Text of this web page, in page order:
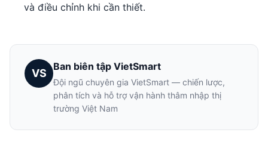
và điều chỉnh khi cần thiết.
VS
Ban biên tập VietSmart
Đội ngũ chuyên gia VietSmart — chiến lược,
phân tích và hỗ trợ vận hành thâm nhập thị
trường Việt Nam